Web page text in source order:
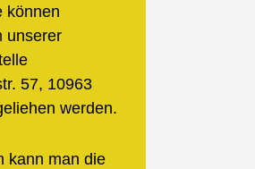
können
unserer
57, 10963
werden.
kann man die